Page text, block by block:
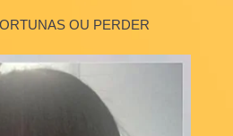
CHAPINHA, SEM MEDO DE
FORTUNAS OU PERDER